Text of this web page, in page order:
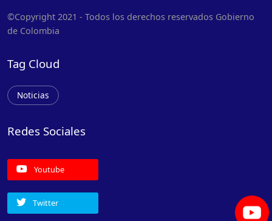
©Copyright 2021 - Todos los derechos reservados Gobierno
de Colombia
Tag Cloud
Noticias
Redes Sociales
Youtube
Twitter